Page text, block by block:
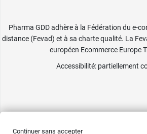
Pharma GDD adhère à la Fédération du e-
distance (Fevad) et à sa charte qualité. La
européen Ecommerce Europe
Accessibilité: partiellement
Continuer sans accepter